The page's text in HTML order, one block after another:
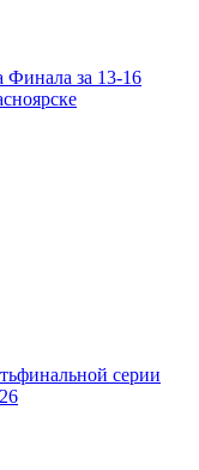
Финала за 13-16
серии